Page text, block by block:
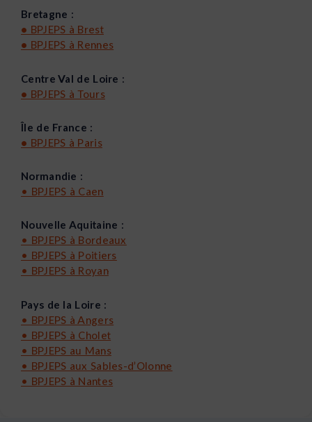
Bretagne :
• BPJEPS à Brest
• BPJEPS à Rennes
Centre Val de Loire :
• BPJEPS à Tours
Île de France :
• BPJEPS à Paris
Normandie :
• BPJEPS à Caen
Nouvelle Aquitaine :
• BPJEPS à Bordeaux
• BPJEPS à Poitiers
• BPJEPS à Royan
Pays de la Loire :
• BPJEPS à Angers
• BPJEPS à Cholet
• BPJEPS au Mans
• BPJEPS aux Sables-d’Olonne
• BPJEPS à Nantes